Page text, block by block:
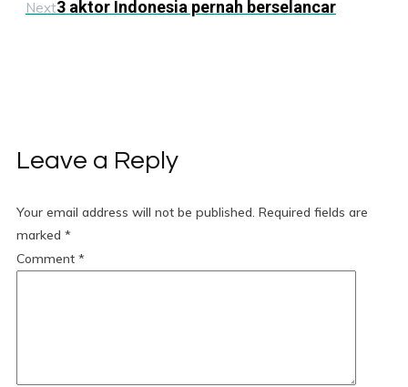
Next3 aktor Indonesia pernah berselancar
Leave a Reply
Your email address will not be published. Required fields are
marked *
Comment *